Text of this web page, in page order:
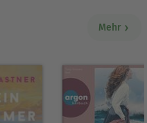
Mehr